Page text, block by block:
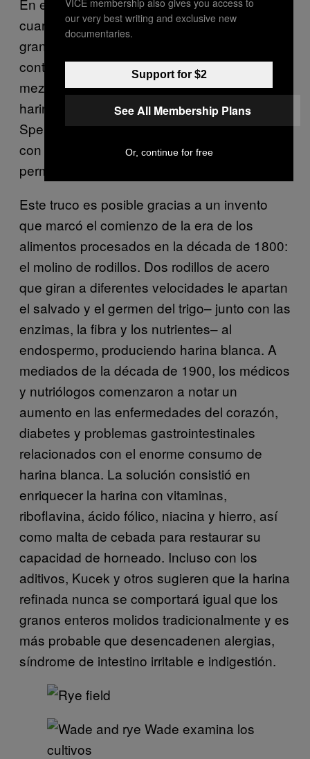
cuarto cubierto de polvo no mucho más
grande que un armario– Wade presenta dos
contenedores lado a lado, cada uno con
mezclas de harina y agua. Uno contiene
harina comercial, mientras que el otro es de
Spence. La mezcla de harina fresca burbujea
con actividad enzimática mientras que la otra
permanece ahí, estática.
Este truco es posible gracias a un invento
que marcó el comienzo de la era de los
alimentos procesados en la década de 1800:
el molino de rodillos. Dos rodillos de acero
que giran a diferentes velocidades le apartan
el salvado y el germen del trigo– junto con las
enzimas, la fibra y los nutrientes– al
endospermo, produciendo harina blanca. A
mediados de la década de 1900, los médicos
y nutriólogos comenzaron a notar un
aumento en las enfermedades del corazón,
diabetes y problemas gastrointestinales
relacionados con el enorme consumo de
harina blanca. La solución consistió en
enriquecer la harina con vitaminas,
riboflavina, ácido fólico, niacina y hierro, así
como malta de cebada para restaurar su
capacidad de horneado. Incluso con los
aditivos, Kucek y otros sugieren que la harina
refinada nunca se comportará igual que los
granos enteros molidos tradicionalmente y es
más probable que desencadenen alergias,
síndrome de intestino irritable e indigestión.
Wade examina los
cultivos
our very best writing and exclusive new
documentaries.
Support for $2
See All Membership Plans
Or, continue for free